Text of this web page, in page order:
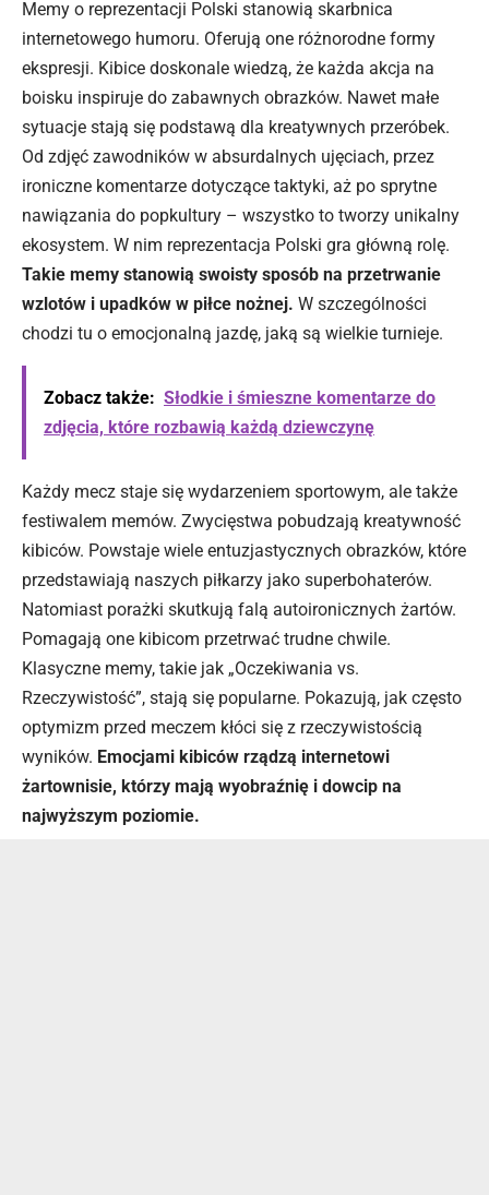
Memy o reprezentacji Polski stanowią skarbnica
internetowego humoru. Oferują one różnorodne formy
ekspresji. Kibice doskonale wiedzą, że każda akcja na
boisku inspiruje do zabawnych obrazków. Nawet małe
sytuacje stają się podstawą dla kreatywnych przeróbek.
Od zdjęć zawodników w absurdalnych ujęciach, przez
ironiczne komentarze dotyczące taktyki, aż po sprytne
nawiązania do popkultury – wszystko to tworzy unikalny
ekosystem. W nim reprezentacja Polski gra główną rolę.
Takie memy stanowią swoisty sposób na przetrwanie
wzlotów i upadków w piłce nożnej. W szczególności
chodzi tu o emocjonalną jazdę, jaką są wielkie turnieje.
Zobacz także: Słodkie i śmieszne komentarze do
zdjęcia, które rozbawią każdą dziewczynę
Każdy mecz staje się wydarzeniem sportowym, ale także
festiwalem memów. Zwycięstwa pobudzają kreatywność
kibiców. Powstaje wiele entuzjastycznych obrazków, które
przedstawiają naszych piłkarzy jako superbohaterów.
Natomiast porażki skutkują falą autoironicznych żartów.
Pomagają one kibicom przetrwać trudne chwile.
Klasyczne memy, takie jak „Oczekiwania vs.
Rzeczywistość”, stają się popularne. Pokazują, jak często
optymizm przed meczem kłóci się z rzeczywistością
wyników. Emocjami kibiców rządzą internetowi
żartownisie, którzy mają wyobraźnię i dowcip na
najwyższym poziomie.